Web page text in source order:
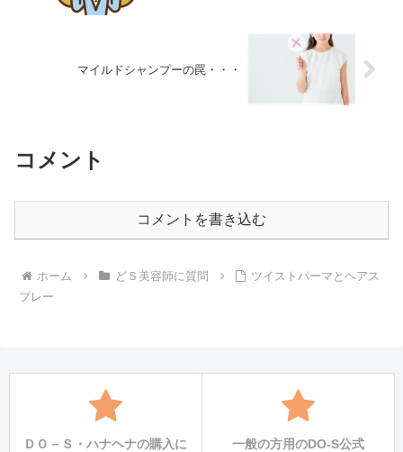
マイルドシャンプーの罠・・・
コメント
コメントを書き込む
ホーム どＳ美容師に質問
ツイストパーマとヘアス
プレー
ＤＯ－Ｓ・ハナヘナの購入に
一般の方用のDO-S公式